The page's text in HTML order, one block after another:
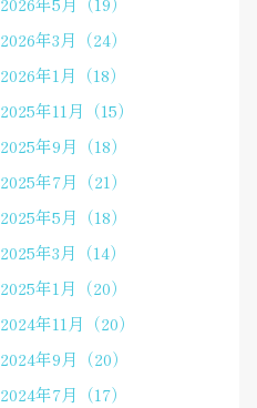
2026年3月（24）
2026年1月（18）
2025年11月（15）
2025年9月（18）
2025年7月（21）
2025年5月（18）
2025年3月（14）
2025年1月（20）
2024年11月（20）
2024年9月（20）
2024年7月（17）